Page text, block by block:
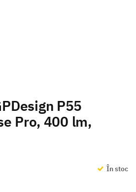
P55
Pro, 400 lm,
În stoc